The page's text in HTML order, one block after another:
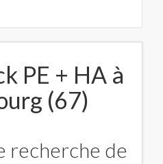
PE + HA à
(67)
recherche de